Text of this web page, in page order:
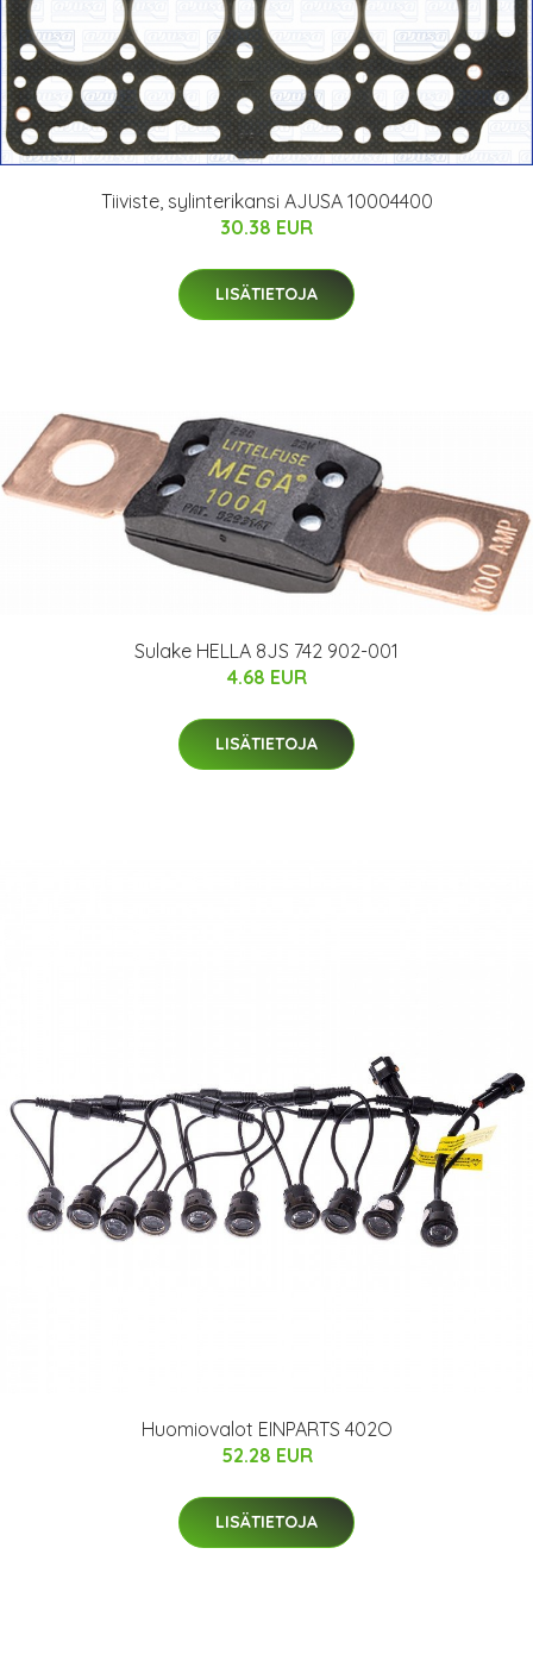
Tiiviste, sylinterikansi AJUSA 10004400
30.38 EUR
LISÄTIETOJA
Sulake HELLA 8JS 742 902-001
4.68 EUR
LISÄTIETOJA
Huomiovalot EINPARTS 402O
52.28 EUR
LISÄTIETOJA